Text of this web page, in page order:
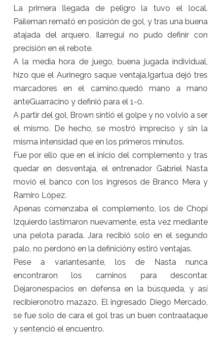
La primera llegada de peligro la tuvo el local.
Paileman remató en posición de gol, y tras una buena
atajada del arquero, Ilarregui no pudo definir con
precisión en el rebote.
A la media hora de juego, buena jugada individual,
hizo que el Aurinegro saque ventaja.Igartua dejó tres
marcadores en el camino,quedó mano a mano
anteGuarracino y definió para el 1-0.
A partir del gol, Brown sintió el golpe y no volvió a ser
el mismo. De hecho, se mostró impreciso y sin la
misma intensidad que en los primeros minutos.
Fue por ello que en el inicio del complemento y tras
quedar en desventaja, el entrenador Gabriel Nasta
movió el banco con los ingresos de Branco Mera y
Ramiro López.
Apenas comenzaba el complemento, los de Chopi
Izquierdo lastimaron nuevamente, esta vez mediante
una pelota parada. Jara recibió solo en el segundo
palo, no perdonó en la definicióny estiró ventajas.
Pese a variantesante, los de Nasta nunca
encontraron los caminos para descontar.
Dejaronespacios en defensa en la búsqueda, y así
recibieronotro mazazo. El ingresado Diego Mercado,
se fue solo de cara el gol tras un buen contraataque
y sentenció el encuentro.